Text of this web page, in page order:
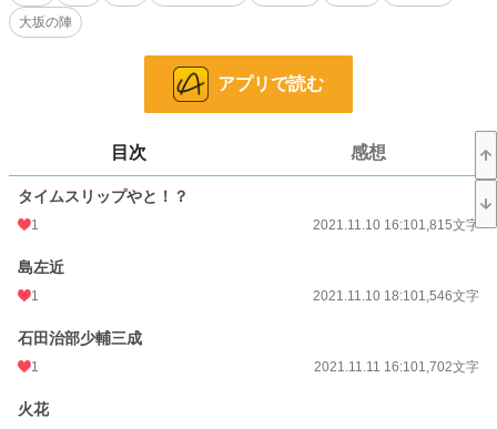
小説
6,745 位 / 6,745 件
更新日時 2021.12.12 15:32
年間ポイント
累計ポイント
大坂の陣
アプリで読む
目次 感想
タイムスリップやと！？
1 2021.11.10 16:101,815文字
島左近
1 2021.11.10 18:101,546文字
石田治部少輔三成
1 2021.11.11 16:101,702文字
火花